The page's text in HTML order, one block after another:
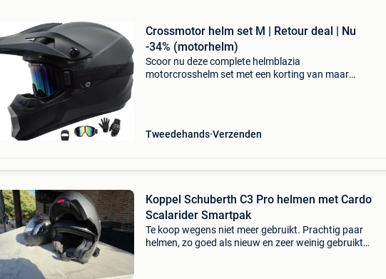
Crossmotor helm set M | Retour deal | Nu
-34% (motorhelm)
Scoor nu deze complete helmblazia
motorcrosshelm set met een korting van maar
Tweedehands Verzenden
Koppel Schuberth C3 Pro helmen met Cardo
Scalarider Smartpak
Te koop wegens niet meer gebruikt. Prachtig paar
helmen, zo goed als nieuw en zeer weinig gebruikt.